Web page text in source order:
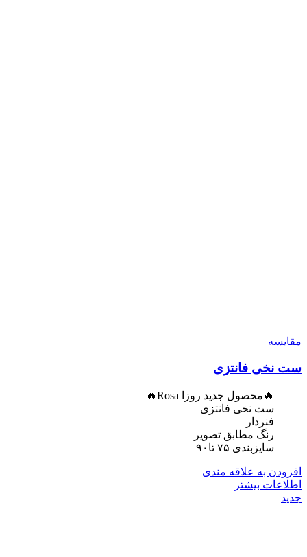
مقایسه
ست نخی فانتزی
🔥محصول جدید روزا Rosa🔥
ست نخی فانتزی
فنردار
رنگ مطابق تصویر
سایزبندی ۷۵ تا۹۰
افزودن به علاقه مندی
اطلاعات بیشتر
جدید